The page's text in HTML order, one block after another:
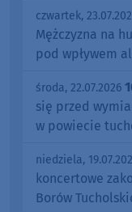
czwartek,
Mężczyzna na
pod wpływem
środa, 22.07.2026
się przed
w powiecie
niedziela,
koncertowe
Borów